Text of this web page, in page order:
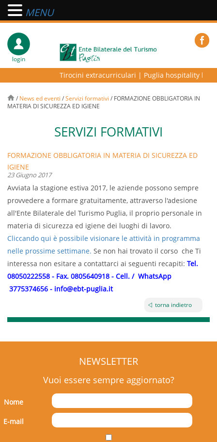
login
Tirocini extracurriculari| Puglia hospitality lab
/ News ed eventi /Servizi formativi / FORMAZIONE OBBLIGATORIA IN
MATERIA DI SICUREZZA ED IGIENE
SERVIZI FORMATIVI
FORMAZIONE OBBLIGATORIA IN MATERIA DI SICUREZZA ED
IGIENE
23 Giugno 2017
Avviata la stagione estiva 2017, le aziende possono sempre
provvedere a formare gratuitamente, attraverso l'adesione
all'Ente Bilaterale del Turismo Puglia, il proprio personale in
materia di sicurezza ed igiene dei luoghi di lavoro.
Cliccando qui è possibile visionare le attività in programma
nelle prossime settimane. Se non hai trovato il corso che Ti
interessa non esitare a contattarci ai seguenti recapiti: Tel.
08050222558 - Fax. 0805640918 - Cell. / WhatsApp
3775374656 - info@ebt-puglia.it
torna indietro
NEWSLETTER
Vuoi essere sempre aggiornato?
Nome
E-mail
MENU